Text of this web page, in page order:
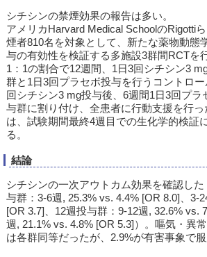
シチシンの禁煙効果の報告は多い。
アメリカHarvard Medical SchoolのRigotti
煙者810名を対象として、新たな薬物動態
与の有効性を検証する多施設3群間RCTを
1：1の割合で12週間、1日3回シチシン3
群と1日3回プラセボ投与を行うコントロ
回シチシン3 mg投与後、6週間1日3回プラ
与群に割り付け、全患者に行動支援を行
は、試験期間最終4週目での生化学的検証
る。
結論
シチシンの一次アウトカム効果を確認し
与群：3-6週, 25.3% vs. 4.4% [OR 8.0]、3-
[OR 3.7]、12週投与群：9-12週, 32.6% vs.
週, 21.1% vs. 4.8% [OR 5.3]）。嘔気・異
は各群同等だったが、2.9%が有害事象で服